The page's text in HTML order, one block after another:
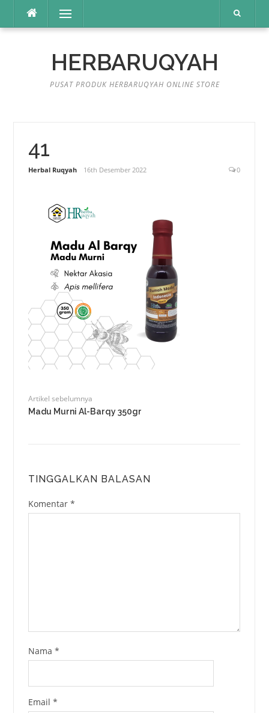
konten
Menu
HERBARUQYAH
PUSAT PRODUK HERBARUQYAH ONLINE STORE
41
Herbal Ruqyah 16th Desember 2022 0
Artikel sebelumnya
Madu Murni Al-Barqy 350gr
TINGGALKAN BALASAN
Komentar *
Nama *
Email *